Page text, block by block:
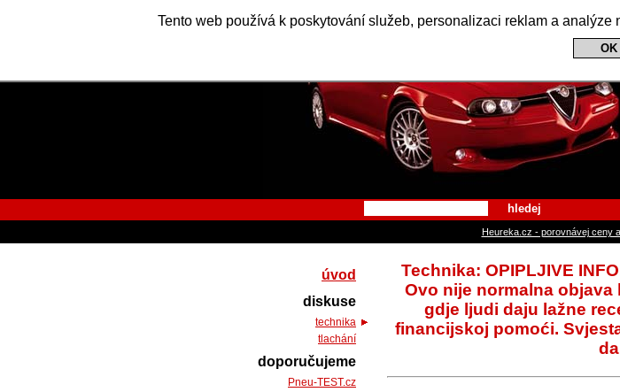
Tento web používá k poskytování služeb, personalizaci reklam a
OK
Alfa Romeo
hledej
Heureka.cz - porovnávej ceny
Technika: OPIPLJIVE
Ovo nije normalna
gdje ljudi daju lažne
financijskoj pomoći.
úvod
diskuse
technika
tlachání
doporučujeme
Pneu-TEST.cz